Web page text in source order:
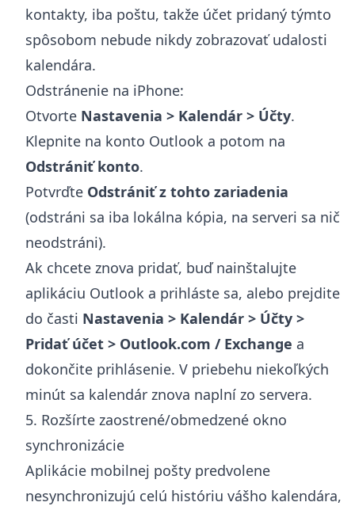
kontakty, iba poštu, takže účet pridaný týmto
spôsobom nebude nikdy zobrazovať udalosti
kalendára.
Odstránenie na iPhone:
Otvorte Nastavenia > Kalendár > Účty.
Klepnite na konto Outlook a potom na
Odstrániť konto.
Potvrďte Odstrániť z tohto zariadenia
(odstráni sa iba lokálna kópia, na serveri sa nič
neodstráni).
Ak chcete znova pridať, buď nainštalujte
aplikáciu Outlook a prihláste sa, alebo prejdite
do časti Nastavenia > Kalendár > Účty >
Pridať účet > Outlook.com / Exchange a
dokončite prihlásenie. V priebehu niekoľkých
minút sa kalendár znova naplní zo servera.
5. Rozšírte zaostrené/obmedzené okno
synchronizácie
Aplikácie mobilnej pošty predvolene
nesynchronizujú celú históriu vášho kalendára,